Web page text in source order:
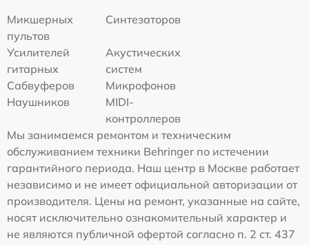
Микшерных
пультов
Синтезаторов
Усилителей
гитарных
Акустических
систем
Сабвуферов
Микрофонов
Наушников
MIDI-
контроллеров
Мы занимаемся ремонтом и техническим
обслуживанием техники Behringer по истечении
гарантийного периода. Наш центр в Москве работает
независимо и не имеет официальной авторизации от
производителя. Цены на ремонт, указанные на сайте,
носят исключительно ознакомительный характер и
не являются публичной офертой согласно п. 2 ст. 437